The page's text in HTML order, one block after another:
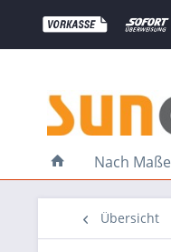
Nach Maße
Übersicht